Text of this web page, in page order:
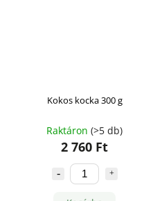
Kokos kocka 300 g
Raktáron (>5 db)
2 760 Ft